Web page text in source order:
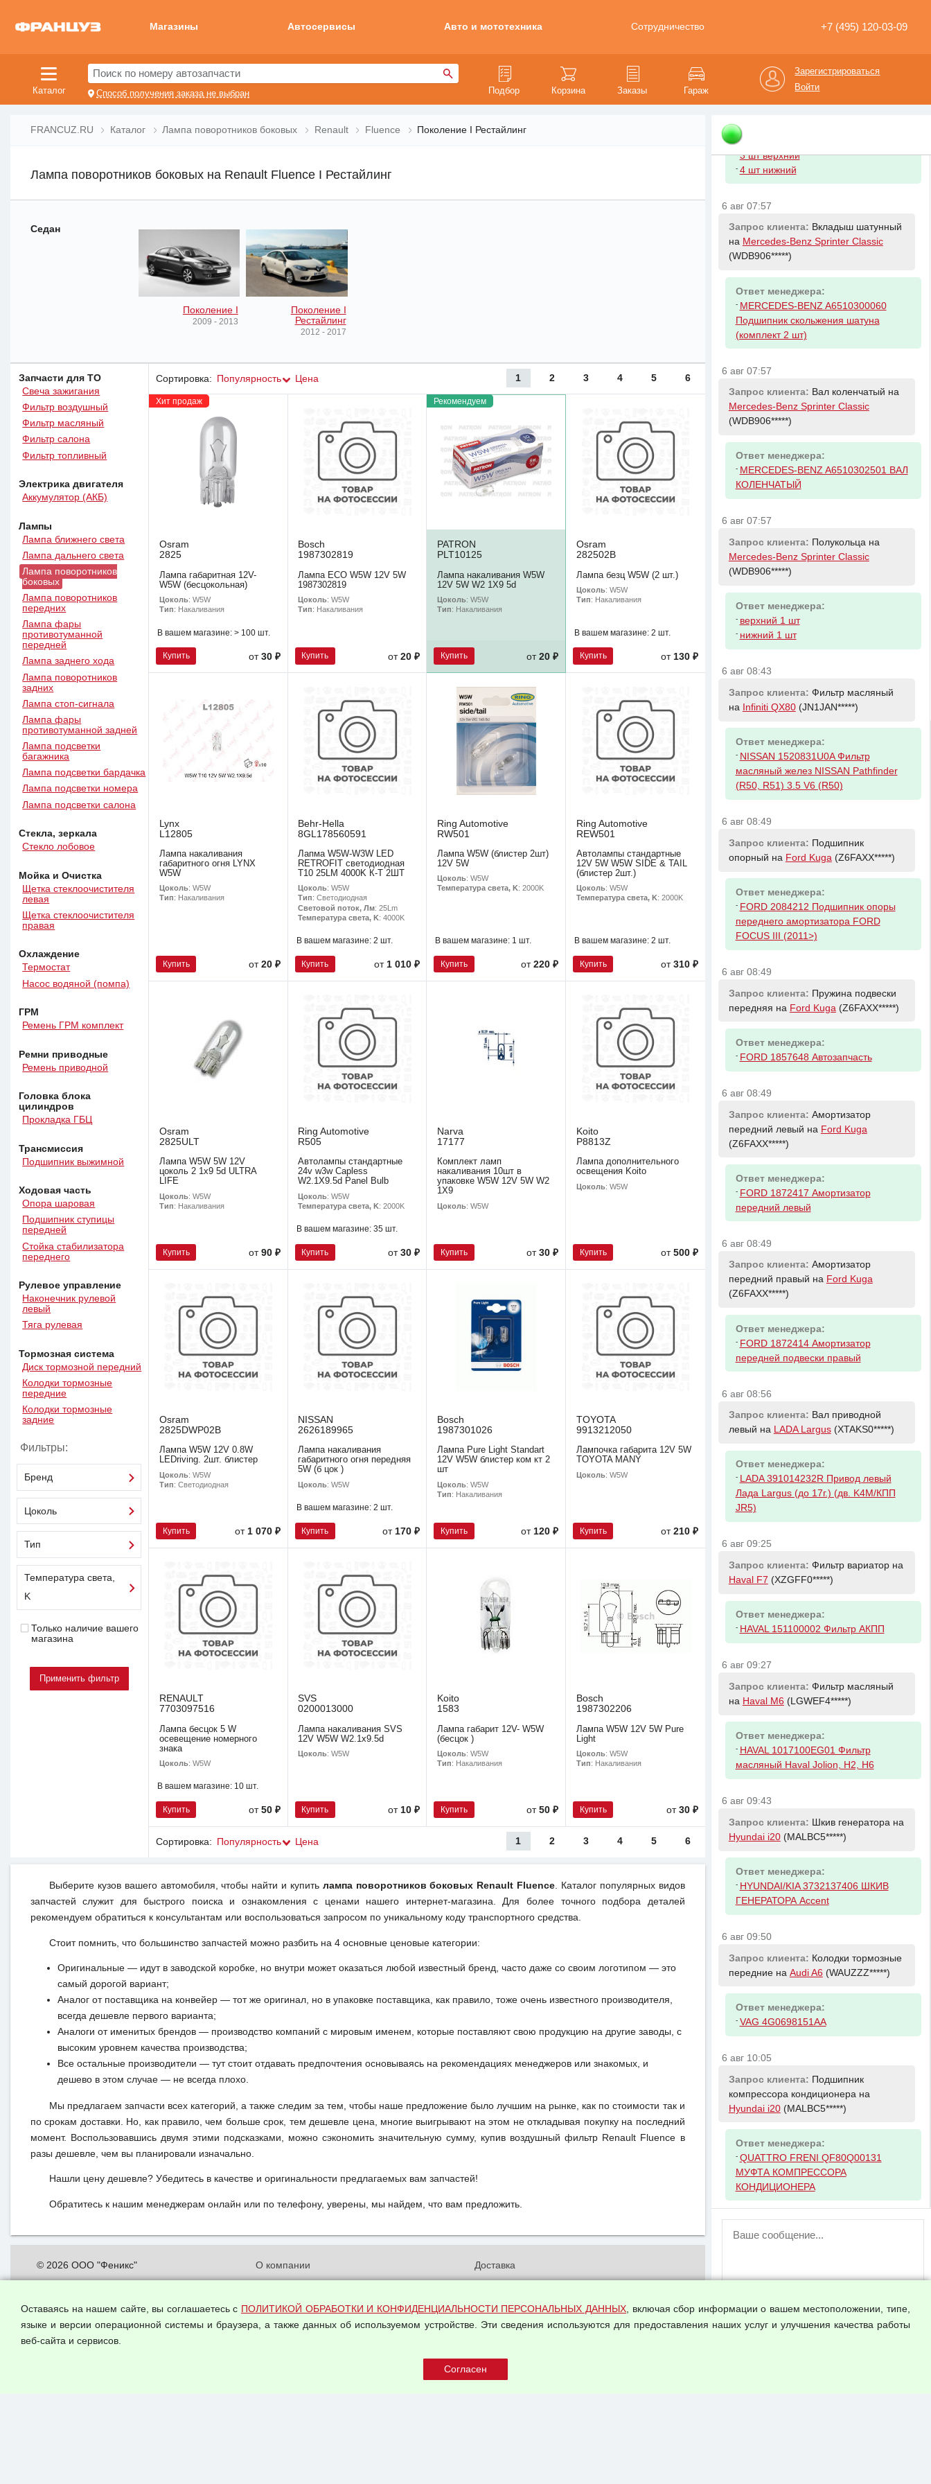
Магазины Автосервисы Авто и мототехника Сотрудничество +7 (495) 120-03-09
Каталог
Поиск по номеру автозапчасти
Способ получения заказа не выбран Подбор Корзина Заказы Гараж
Зарегистрироваться
Войти
FRANCUZ.RU Каталог Лампа поворотников боковых Renault Fluence Поколение I Рестайлинг
Лампа поворотников боковых на Renault Fluence I Рестайлинг
Седан
Поколение I
2009 - 2013
Поколение I
Рестайлинг
2012 - 2017
Запчасти для ТО
Свеча зажигания
Фильтр воздушный
Фильтр масляный
Фильтр салона
Фильтр топливный
Электрика двигателя
Аккумулятор (АКБ)
Лампы
Лампа ближнего света
Лампа дальнего света
Лампа поворотников
боковых
Лампа поворотников
передних
Лампа фары
противотуманной
передней
Лампа заднего хода
Лампа поворотников
задних
Лампа стоп-сигнала
Лампа фары
противотуманной задней
Лампа подсветки
багажника
Лампа подсветки бардачка
Лампа подсветки номера
Лампа подсветки салона
Стекла, зеркала
Стекло лобовое
Мойка и Очистка
Щетка стеклоочистителя
левая
Щетка стеклоочистителя
правая
Охлаждение
Термостат
Насос водяной (помпа)
ГРМ
Ремень ГРМ комплект
Ремни приводные
Ремень приводной
Головка блока
цилиндров
Прокладка ГБЦ
Трансмиссия
Подшипник выжимной
Ходовая часть
Опора шаровая
Подшипник ступицы
передней
Стойка стабилизатора
переднего
Рулевое управление
Наконечник рулевой
левый
Тяга рулевая
Тормозная система
Диск тормозной передний
Колодки тормозные
передние
Колодки тормозные
задние
Фильтры:
Бренд
Цоколь
Тип
Температура света,
K
Только наличие вашего
магазина
Сортировка: Популярность Цена 1 2 3 4 5 6
Хит продаж
Osram
2825
Лампа габаритная 12V-
W5W (бесцокольная)
Цоколь: W5W
Тип: Накаливания
В вашем магазине: > 100 шт.
Купить от30 ₽
Bosch
1987302819
Лампа ECO W5W 12V 5W
1987302819
Цоколь: W5W
Тип: Накаливания
Купить от 20 ₽
Рекомендуем
PATRON
PLT10125
Лампа накаливания W5W
12V 5W W2 1X9 5d
Цоколь: W5W
Тип: Накаливания
Купить от20 ₽
Osram
282502B
Лампа безц W5W (2 шт.)
Цоколь: W5W
Тип: Накаливания
В вашем магазине: 2 шт.
Купить от 130 ₽
Lynx
L12805
Лампа накаливания
габаритного огня LYNX
W5W
Цоколь: W5W
Тип: Накаливания
Купить от20 ₽
Behr-Hella
8GL178560591
Лапма W5W-W3W LED
RETROFIT светодиодная
T10 25LM 4000K К-Т 2ШТ
Цоколь: W5W
Тип: Светодиодная
Световой поток, Лм: 25Lm
Температура света, K: 4000K
В вашем магазине: 2 шт.
Купить от 1 010 ₽
Ring Automotive
RW501
Лампа W5W (блистер 2шт)
12V 5W
Цоколь: W5W
Температура света, K: 2000K
В вашем магазине: 1 шт.
Купить от220 ₽
Ring Automotive
REW501
Автолампы стандартные
12V 5W W5W SIDE & TAIL
(блистер 2шт.)
Цоколь: W5W
Температура света, K: 2000K
В вашем магазине: 2 шт.
Купить от 310 ₽
Osram
2825ULT
Лампа W5W 5W 12V
цоколь 2 1x9 5d ULTRA
LIFE
Цоколь: W5W
Тип: Накаливания
Купить от90 ₽
Ring Automotive
R505
Автолампы стандартные
24v w3w Capless
W2.1X9.5d Panel Bulb
Цоколь: W5W
Температура света, K: 2000K
В вашем магазине: 35 шт.
Купить от 30 ₽
Narva
17177
Комплект ламп
накаливания 10шт в
упаковке W5W 12V 5W W2
1X9
Цоколь: W5W
Купить от30 ₽
Koito
P8813Z
Лампа дополнительного
освещения Koito
Цоколь: W5W
Купить от 500 ₽
Osram
2825DWP02B
Лампа W5W 12V 0.8W
LEDriving. 2шт. блистер
Цоколь: W5W
Тип: Светодиодная
Купить от1 070 ₽
NISSAN
2626189965
Лампа накаливания
габаритного огня передняя
5W (б цок )
Цоколь: W5W
В вашем магазине: 2 шт.
Купить от 170 ₽
Bosch
1987301026
Лампа Pure Light Standart
12V W5W блистер ком кт 2
шт
Цоколь: W5W
Тип: Накаливания
Купить от120 ₽
TOYOTA
9913212050
Лампочка габарита 12V 5W
TOYOTA MANY
Цоколь: W5W
Купить от 210 ₽
RENAULT
7703097516
Лампа бесцок 5 W
осевещение номерного
знака
Цоколь: W5W
В вашем магазине: 10 шт.
Купить от50 ₽
SVS
0200013000
Лампа накаливания SVS
12V W5W W2.1х9.5d
Цоколь: W5W
Купить от 10 ₽
Koito
1583
Лампа габарит 12V- W5W
(бесцок )
Цоколь: W5W
Тип: Накаливания
Купить от50 ₽
Bosch
1987302206
Лампа W5W 12V 5W Pure
Light
Цоколь: W5W
Тип: Накаливания
Купить от 30 ₽
Сортировка: Популярность Цена 1 2 3 4 5 6
Выберите кузов вашего автомобиля, чтобы найти и купить лампа поворотников боковых Renault Fluence . Каталог популярных видов
запчастей служит для быстрого поиска и ознакомления с ценами нашего интернет-магазина. Для более точного подбора деталей
рекомендуем обратиться к консультантам или воспользоваться запросом по уникальному коду транспортного средства.
Стоит помнить, что большинство запчастей можно разбить на 4 основные ценовые категории:
Оригинальные — идут в заводской коробке, но внутри может оказаться любой известный бренд, часто даже со своим логотипом — это
самый дорогой вариант;
Аналог от поставщика на конвейер — тот же оригинал, но в упаковке поставщика, как правило, тоже очень известного производителя,
всегда дешевле первого варианта;
Аналоги от именитых брендов — производство компаний с мировым именем, которые поставляют свою продукцию на другие заводы, с
высоким уровнем качества производства;
Все остальные производители — тут стоит отдавать предпочтения основываясь на рекомендациях менеджеров или знакомых, и
дешево в этом случае — не всегда плохо.
Мы предлагаем запчасти всех категорий, а также следим за тем, чтобы наше предложение было лучшим на рынке, как по стоимости так и
по срокам доставки. Но, как правило, чем больше срок, тем дешевле цена, многие выигрывают на этом не откладывая покупку на последний
момент. Воспользовавшись двумя этими подсказками, можно сэкономить значительную сумму, купив воздушный фильтр Renault Fluence в
разы дешевле, чем вы планировали изначально.
Нашли цену дешевле? Убедитесь в качестве и оригинальности предлагаемых вам запчастей!
Обратитесь к нашим менеджерам онлайн или по телефону, уверены, мы найдем, что вам предложить.
© 2026 ООО "Феникс"
О компании
данных
Доставка
Оплата и возвраты
Арендодателям
Оставаясь на нашем сайте, вы соглашаетесь с ПОЛИТИКОЙ ОБРАБОТКИ И КОНФИДЕНЦИАЛЬНОСТИ ПЕРСОНАЛЬНЫХ ДАННЫХ, включая сбор информации о вашем местоположении, типе,
языке и версии операционной системы и браузера, а также данных об используемом устройстве. Эти сведения используются для предоставления наших услуг и улучшения качества работы
веб-сайта и сервисов.
Mercedes-Benz Sprinter Classic
(WDB906*****)
Ответ менеджера:
-1 шт верхний
-3 шт верхний
- 4 шт нижний
6 авг 07:57
Запрос клиента: Вкладыш шатунный
на Mercedes-Benz Sprinter Classic
(WDB906*****)
Ответ менеджера:
- MERCEDES-BENZ A6510300060
Подшипник скольжения шатуна
(комплект 2 шт)
6 авг 07:57
Запрос клиента: Вал коленчатый на
Mercedes-Benz Sprinter Classic
(WDB906*****)
Ответ менеджера:
- MERCEDES-BENZ A6510302501 ВАЛ
КОЛЕНЧАТЫЙ
6 авг 07:57
Запрос клиента: Полукольца на
Mercedes-Benz Sprinter Classic
(WDB906*****)
Ответ менеджера:
- верхний 1 шт
- нижний 1 шт
6 авг 08:43
Запрос клиента: Фильтр масляный
на
Infiniti QX80(JN1JAN*****)
Ответ менеджера:
- NISSAN 1520831U0A Фильтр
масляный желез NISSAN Pathfinder
(R50, R51) 3.5 V6 (R50)
6 авг 08:49
Запрос клиента: Подшипник
опорный на Ford Kuga (Z6FAXX*****)
Ответ менеджера:
- FORD 2084212 Подшипник опоры
переднего амортизатора FORD
FOCUS III (2011>)
6 авг 08:49
Запрос клиента: Пружина подвески
передняя на Ford Kuga (Z6FAXX*****)
Ответ менеджера:
- FORD 1857648 Автозапчасть
6 авг 08:49
Запрос клиента: Амортизатор
передний левый на Ford Kuga
(Z6FAXX*****)
Ответ менеджера:
- FORD 1872417 Амортизатор
передний левый
6 авг 08:49
Запрос клиента: Амортизатор
передний правый на Ford Kuga
(Z6FAXX*****)
Ответ менеджера:
- FORD 1872414 Амортизатор
передней подвески правый
6 авг 08:56
Запрос клиента: Вал приводной
левый на LADA Largus(XTAKS0*****)
Ответ менеджера:
- LADA 391014232R Привод левый
Лада Largus (до 17г.) (дв. K4M/КПП
JR5)
6 авг 09:25
Запрос клиента: Фильтр вариатор на
Haval F7 (XZGFF0*****)
Ответ менеджера:
- HAVAL 151100002 Фильтр АКПП
6 авг 09:27
Запрос клиента: Фильтр масляный
на Haval M6(LGWEF4*****)
Ответ менеджера:
- HAVAL 1017100EG01 Фильтр
масляный Haval Jolion, H2, H6
6 авг 09:43
Запрос клиента:
Шкив генератора на
Hyundai i20(MALBC5*****)
Ответ менеджера:
- HYUNDAI/KIA 3732137406 ШКИВ
ГЕНЕРАТОРА Accent
6 авг 09:50
Запрос клиента: Колодки тормозные
передние на Audi A6(WAUZZZ*****)
Ответ менеджера:
- VAG 4G0698151AA
6 авг 10:05
Запрос клиента: Подшипник
компрессора кондиционера на
Hyundai i20(MALBC5*****)
Ответ менеджера:
- QUATTRO FRENI QF80Q00131
МУФТА КОМПРЕССОРА
КОНДИЦИОНЕРА
ВНИМАНИЕ!
пользователей временно отключена!
аккаунт.